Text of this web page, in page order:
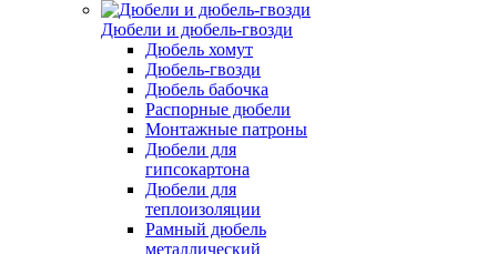
Дюбели и дюбель-гвозди
Дюбель хомут
Дюбель-гвозди
Дюбель бабочка
Распорные дюбели
Монтажные патроны
Дюбели для
гипсокартона
Дюбели для
теплоизоляции
Рамный дюбель
металлический